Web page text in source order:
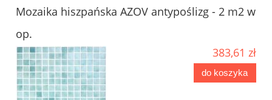
Mozaika hiszpańska AZOV antypoślizg - 2 m2 w
op.
383,61 zł
do koszyka